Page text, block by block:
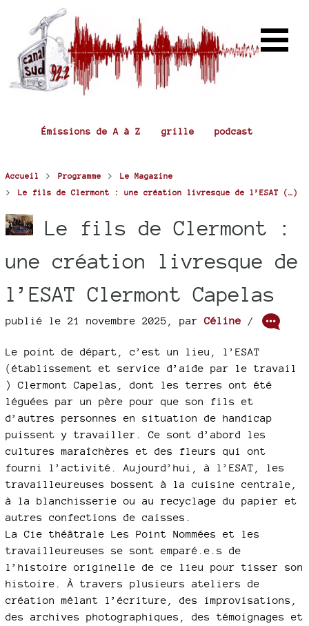
Émissions de A à Z grille podcast
Accueil > Programme > Le Magazine
> Le fils de Clermont : une création livresque de l’ESAT (…)
Le fils de Clermont :
une création livresque de
l’ESAT Clermont Capelas
publié le 21 novembre 2025 parCéline /
Le point de départ, c’est un lieu, l’ESAT
(établissement et service d’aide par le travail
) Clermont Capelas, dont les terres ont été
léguées par un père pour que son fils et
d’autres personnes en situation de handicap
puissent y travailler. Ce sont d’abord les
cultures maraîchères et des fleurs qui ont
fourni l’activité. Aujourd’hui, à l’ESAT, les
travailleureuses bossent à la cuisine centrale,
à la blanchisserie ou au recyclage du papier et
autres confections de caisses.
La Cie théâtrale Les Point Nommées et les
travailleureuses se sont emparé.e.s de
l’histoire originelle de ce lieu pour tisser son
histoire. À travers plusieurs ateliers de
création mêlant l’écriture, des improvisations,
des archives photographiques, des témoignages et